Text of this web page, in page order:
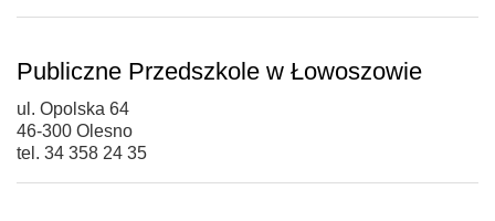
Publiczne Przedszkole w Łowoszowie
ul. Opolska 64
46-300 Olesno
tel. 34 358 24 35